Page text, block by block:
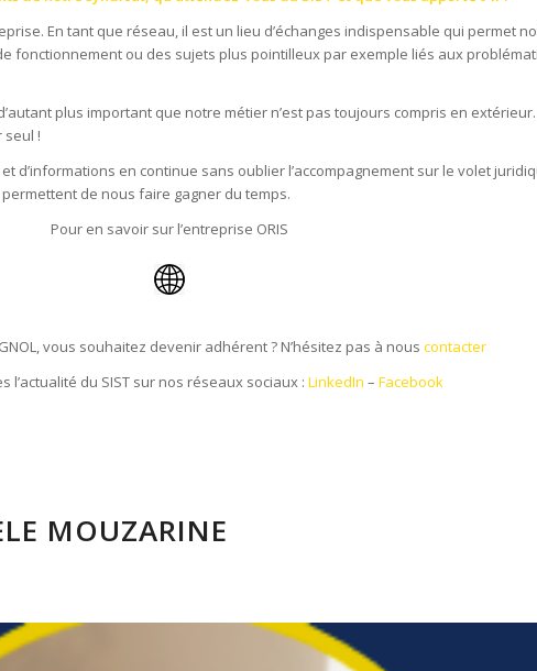
En tant que réseau, il est un lieu d’échanges indispensable qui permet
fonctionnement ou des sujets plus pointilleux par exemple liés aux
plus important que notre métier n’est pas toujours compris en extérieur.
!
d’informations en continue sans oublier l’accompagnement sur le volet
de nous faire gagner du temps.
Pour en savoir sur l’entreprise ORIS
vous souhaitez devenir adhérent ? N’hésitez pas à nous contacter
l’actualité du SIST sur nos réseaux sociaux : LinkedIn – Facebook
MOUZARINE